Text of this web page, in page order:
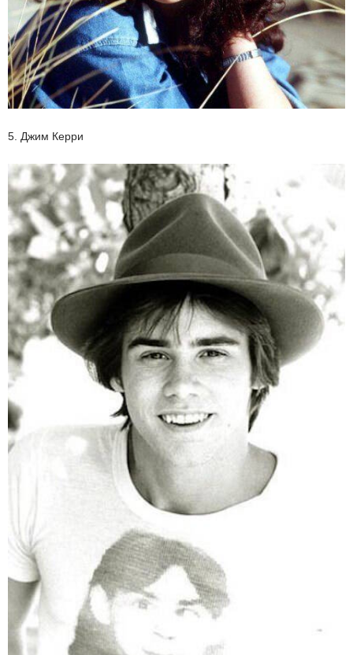
5. Джим Керри